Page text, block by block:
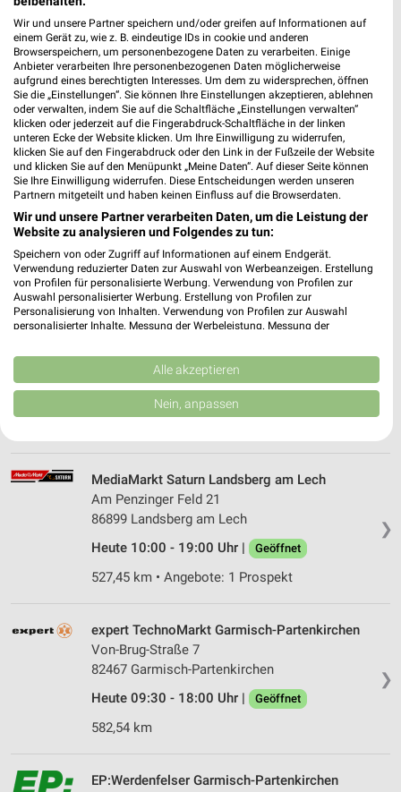
EURONICS Frühwirt Geretsried
Egerlandstr. 16
82538 Geretsried
Heute 09:00 - 12:30 Uhr | Geschlossen
534,86 km • Angebote: 1 Prospekt
media@home Kiffer Starnberg
Maximilianstr. 17
82319 Starnberg
Heute 10:00 - 14:00 Uhr | Geschlossen
523,54 km
❯
Landsberg/Lech
Münchner Str. 22
86899 Landsberg/Lech
❯
MediaMarkt Saturn Landsberg am Lech
Am Penzinger Feld 21
86899 Landsberg am Lech
Heute 10:00 - 19:00 Uhr |
Geöffnet
527,45 km • Angebote: 1 Prospekt
❯
expert TechnoMarkt Garmisch-Partenkirchen
Von-Brug-Straße 7
82467 Garmisch-Partenkirchen
Heute 09:30 - 18:00 Uhr |
Geöffnet
582,54 km
EP:Werdenfelser Garmisch-Partenkirchen
Wir und unsere Partner speichern und/oder greifen auf Informationen auf
einem Gerät zu, wie z. B. eindeutige IDs in cookie und anderen
Browserspeichern, um personenbezogene Daten zu verarbeiten. Einige
Anbieter verarbeiten Ihre personenbezogenen Daten möglicherweise
aufgrund eines berechtigten Interesses. Um dem zu widersprechen, öffnen
Sie die „Einstellungen“. Sie können Ihre Einstellungen akzeptieren, ablehnen
oder verwalten, indem Sie auf die Schaltfläche „Einstellungen verwalten“
klicken oder jederzeit auf die Fingerabdruck-Schaltfläche in der linken
unteren Ecke der Website klicken. Um Ihre Einwilligung zu widerrufen,
klicken Sie auf den Fingerabdruck oder den Link in der Fußzeile der Website
und klicken Sie auf den Menüpunkt „Meine Daten“. Auf dieser Seite können
Sie Ihre Einwilligung widerrufen. Diese Entscheidungen werden unseren
Partnern mitgeteilt und haben keinen Einfluss auf die Browserdaten.
Wir und unsere Partner verarbeiten Daten, um die Leistung der
Website zu analysieren und Folgendes zu tun:
Speichern von oder Zugriff auf Informationen auf einem Endgerät.
Verwendung reduzierter Daten zur Auswahl von Werbeanzeigen. Erstellung
von Profilen für personalisierte Werbung. Verwendung von Profilen zur
Auswahl personalisierter Werbung. Erstellung von Profilen zur
Personalisierung von Inhalten. Verwendung von Profilen zur Auswahl
personalisierter Inhalte. Messung der Werbeleistung. Messung der
Kombinationen von Daten aus verschiedenen Quellen. Entwicklung und
Verbesserung der Angebote. Verwendung reduzierter Daten zur Auswahl
von Inhalten.
Daten können außerhalb der Europäischen Union weitergegeben und in die
USA gesendet werden.
Website/App.
Partnerliste anzeigen (1 IAB-Anbieter)
Wir nutzen Ihre Daten für folgende Zwecke:
IAB-Verarbeitungszwecke:
Speichern von oder Zugriff auf Informationen
auf einem Endgerät
Erstellung von Profilen für personalisierte
Verwendung von Profilen zur Auswahl
Alle akzeptieren
Nein, anpassen